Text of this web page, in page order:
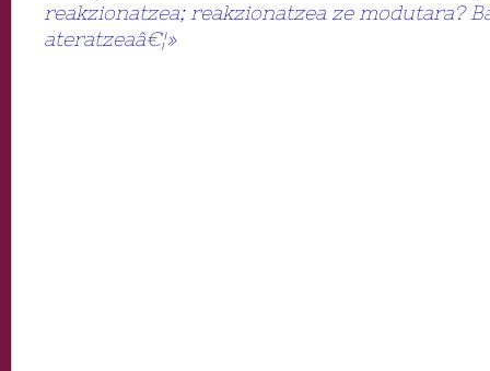
reakzionatzea; reakzionatzea ze modutara?
ateratzeaâ€¦»